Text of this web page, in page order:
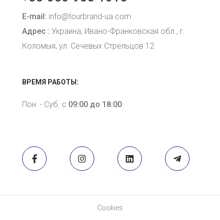
E-mail: info@tourbrand-ua.com
Адрес : Украина, Ивано-Франковская обл., г.
Коломыя, ул. Сечевых Стрельцов 12
ВРЕМЯ РАБОТЫ:
Пон. - Суб. с 09:00 до 18:00
Cookies